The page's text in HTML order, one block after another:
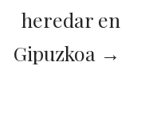
heredar en
Gipuzkoa →